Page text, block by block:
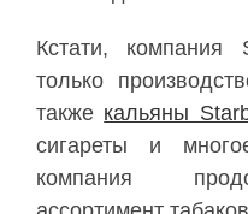
Кстати, компания
только
также кальяны
сигареты и
компания